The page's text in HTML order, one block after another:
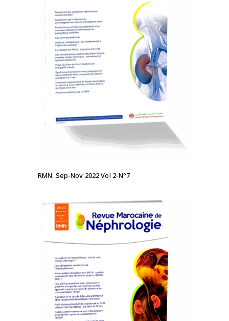
LIRE LA SUITE
RMN. Sep-Nov 2022 Vol 2-N°7
LIRE LA SUITE